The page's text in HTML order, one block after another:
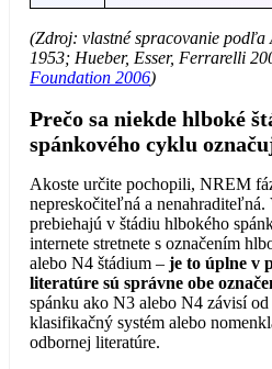
(Zdroj: vlastné spracovanie podľa
1953; Hueber, Esser, Ferrarelli
Foundation 2006)
Prečo sa niekde hlboké
spánkového cyklu
Akoste určite pochopili, NREM
nepreskočiteľná a
prebiehajú v štádiu hlbokého
internete stretnete s označením
alebo N4 štádium –je to úplne v
literatúre sú správne obe
spánku ako N3 alebo N4 závisí
klasifikačný systém alebo
odbornej literatúre.